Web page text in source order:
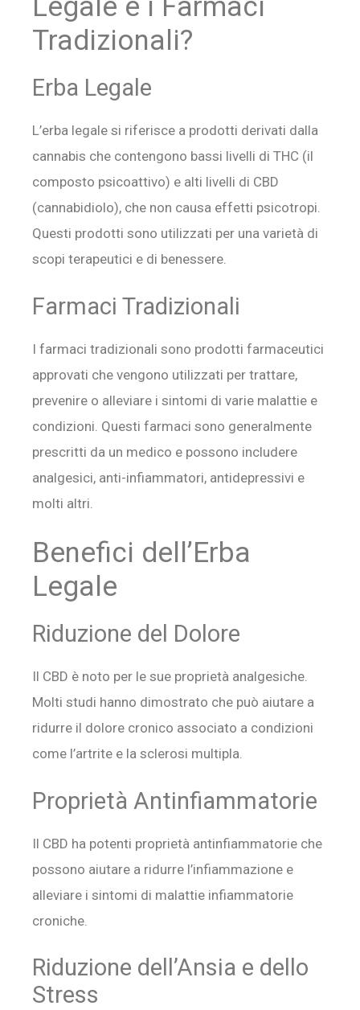
Legale e i Farmaci
Tradizionali?
Erba Legale
L’erba legale si riferisce a prodotti derivati dalla
cannabis che contengono bassi livelli di THC (il
composto psicoattivo) e alti livelli di CBD
(cannabidiolo), che non causa effetti psicotropi.
Questi prodotti sono utilizzati per una varietà di
scopi terapeutici e di benessere.
Farmaci Tradizionali
I farmaci tradizionali sono prodotti farmaceutici
approvati che vengono utilizzati per trattare,
prevenire o alleviare i sintomi di varie malattie e
condizioni. Questi farmaci sono generalmente
prescritti da un medico e possono includere
analgesici, anti-infiammatori, antidepressivi e
molti altri.
Benefici dell’Erba
Legale
Riduzione del Dolore
Il CBD è noto per le sue proprietà analgesiche.
Molti studi hanno dimostrato che può aiutare a
ridurre il dolore cronico associato a condizioni
come l’artrite e la sclerosi multipla.
Proprietà Antinfiammatorie
Il CBD ha potenti proprietà antinfiammatorie che
possono aiutare a ridurre l’infiammazione e
alleviare i sintomi di malattie infiammatorie
croniche.
Riduzione dell’Ansia e dello
Stress